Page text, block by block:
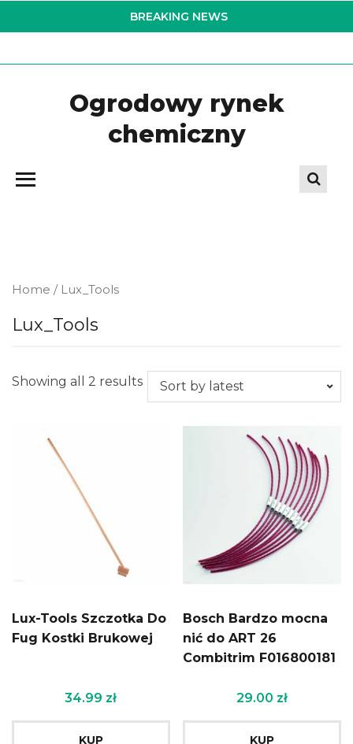
to
BREAKING NEWS
Ogrodowy rynek
chemiczny
Home / Lux_Tools
Lux_Tools
Showing all 2 results
Lux-Tools Szczotka Do
Fug Kostki Brukowej
34.99 zł
KUP
Bosch Bardzo mocna
nić do ART 26
Combitrim F016800181
29.00 zł
KUP